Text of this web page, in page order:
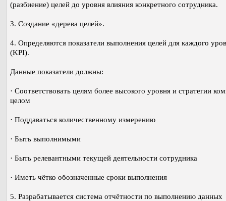
(разбиение) целей до уровня влияния конкретного сотрудника.
3. Создание «дерева целей».
4. Определяются показатели выполнения целей для каждого
(KPI).
Данные показатели должны:
· Соответствовать целям более высокого уровня и стратегии
целом
· Поддаваться количественному измерению
· Быть выполнимыми
· Быть релевантными текущей деятельности сотрудника
· Иметь чётко обозначенные сроки выполнения
5. Разрабатывается система отчётности по выполнению данных